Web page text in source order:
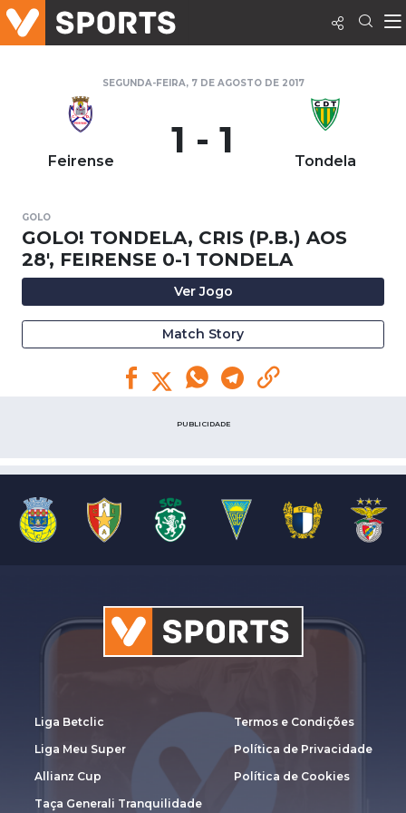
SEGUNDA-FEIRA, 7 DE AGOSTO DE 2017
Feirense 1 - 1 Tondela
GOLO
GOLO! TONDELA, CRIS (P.B.) AOS
28', FEIRENSE 0-1 TONDELA
Ver Jogo
Match Story
PUBLICIDADE
Liga Betclic
Liga Meu Super
Allianz Cup
Taça Generali Tranquilidade
Termos e Condições
Política de Privacidade
Política de Cookies